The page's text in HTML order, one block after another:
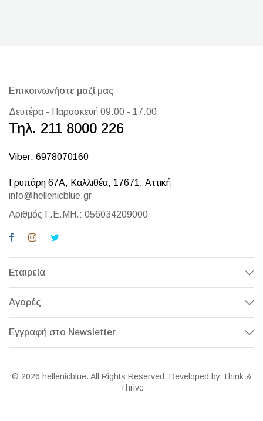
Επικοινωνήστε μαζί μας
Δευτέρα - Παρασκευή 09:00 - 17:00
Τηλ. 211 8000 226
Viber: 6978070160
Γρυπάρη 67Α, Καλλιθέα, 17671, Αττική
info@hellenicblue.gr
Αριθμός Γ.Ε.ΜΗ.: 056034209000
Εταιρεία
Αγορές
Εγγραφή στο Newsletter
© 2026 hellenicblue. All Rights Reserved. Developed by Think &
Thrive